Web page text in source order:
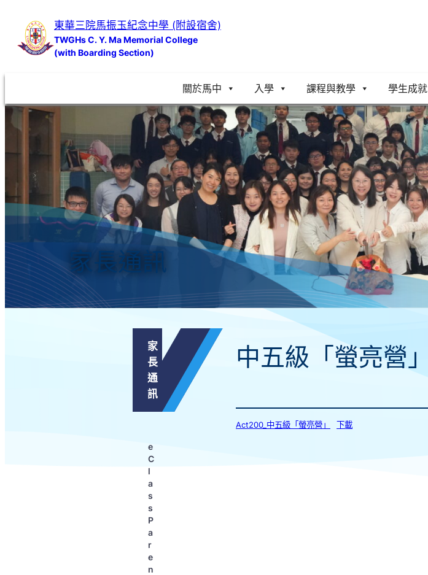
內
東華三院馬振玉紀念中學 (附設宿舍)
TWGHs C. Y. Ma Memorial College
(with Boarding Section)
關於馬中 入學 課程與教學 學生成就
家長通訊
家
長
通
訊
e
C
l
a
s
s
P
a
r
e
n
中五級「螢亮營」
Act200_中五級「螢亮營」 下載